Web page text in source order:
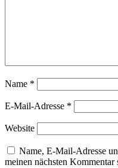
Name *
E-Mail-Adresse *
Website
Name, E-Mail-Adresse
meinen nächsten Kommentar